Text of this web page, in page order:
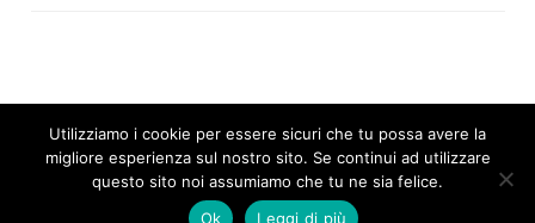
© 2017 - Tutti i diritti riservati. |Privacy Policy
Utilizziamo i cookie per essere sicuri che tu possa avere la
migliore esperienza sul nostro sito. Se continui ad utilizzare
questo sito noi assumiamo che tu ne sia felice.
Ok
Leggi di più